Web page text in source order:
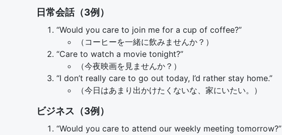
日常会話（3例）
“Would you care to join me for a cup of coffee?”
（コーヒーを一緒に飲みませんか？）
“Care to watch a movie tonight?”
（今夜映画を見ませんか？）
“I don’t really care to go out today, I’d rather stay home.”
（今日はあまり出かけたくないな、家にいたい。）
ビジネス（3例）
“Would you care to attend our weekly meeting tomorrow?”